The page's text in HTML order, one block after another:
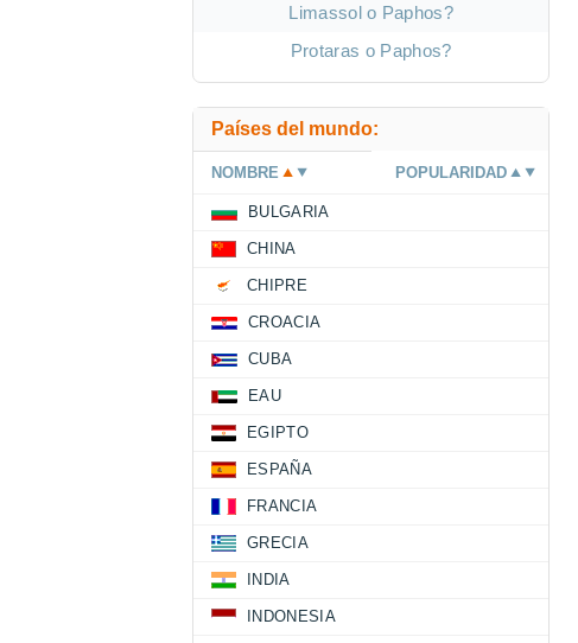
Limassol o Paphos?
Protaras o Paphos?
Países del mundo:
NOMBRE POPULARIDAD
BULGARIA
CHINA
CHIPRE
CROACIA
CUBA
EAU
EGIPTO
ESPAÑA
FRANCIA
GRECIA
INDIA
INDONESIA